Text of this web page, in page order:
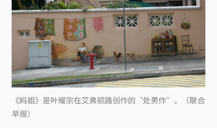
《妈姐》是叶耀宗在艾弗顿路创作的“处男作”。（联合
早报）